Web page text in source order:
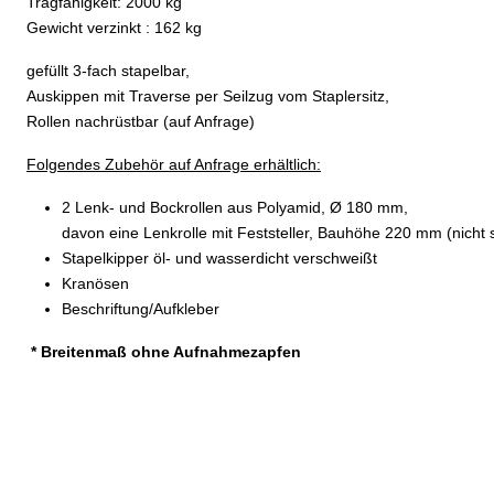
Gewicht verzinkt : 162 kg
gefüllt 3-fach stapelbar,
Auskippen mit Traverse per Seilzug vom Staplersitz,
Rollen nachrüstbar (auf Anfrage)
Folgendes Zubehör auf Anfrage erhältlich:
2 Lenk- und Bockrollen aus Polyamid, Ø 180 mm,
davon eine Lenkrolle mit Feststeller, Bauhöhe 220 mm (nicht
Stapelkipper öl- und wasserdicht verschweißt
Kranösen
Beschriftung/Aufkleber
* Breitenmaß ohne Aufnahmezapfen